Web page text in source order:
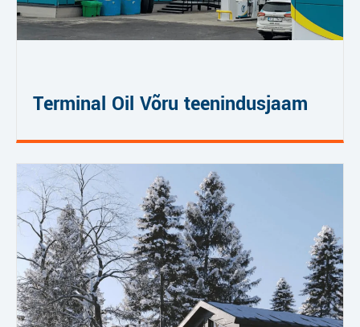
Terminal Oil Võru teenindusjaam